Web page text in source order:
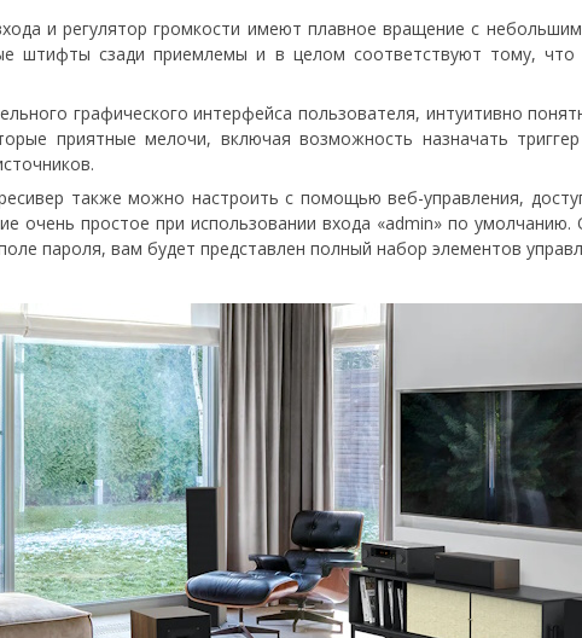
и регулятор громкости имеют плавное вращение с
штифты сзади приемлемы и в целом соответствуют тому,
графического интерфейса пользователя, интуитивно
приятные мелочи, включая возможность назначать
также можно настроить с помощью веб-управления,
очень простое при использовании входа «admin» по
пароля, вам будет представлен полный набор элементов